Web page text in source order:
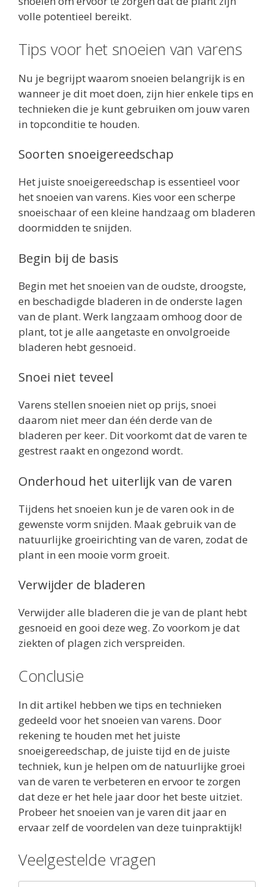
volle potentieel bereikt.
Tips voor het snoeien van varens
Nu je begrijpt waarom snoeien belangrijk is en
wanneer je dit moet doen, zijn hier enkele tips en
technieken die je kunt gebruiken om jouw varen
in topconditie te houden.
Soorten snoeigereedschap
Het juiste snoeigereedschap is essentieel voor
het snoeien van varens. Kies voor een scherpe
snoeischaar of een kleine handzaag om bladeren
doormidden te snijden.
Begin bij de basis
Begin met het snoeien van de oudste, droogste,
en beschadigde bladeren in de onderste lagen
van de plant. Werk langzaam omhoog door de
plant, tot je alle aangetaste en onvolgroeide
bladeren hebt gesnoeid.
Snoei niet teveel
Varens stellen snoeien niet op prijs, snoei
daarom niet meer dan één derde van de
bladeren per keer. Dit voorkomt dat de varen te
gestrest raakt en ongezond wordt.
Onderhoud het uiterlijk van de varen
Tijdens het snoeien kun je de varen ook in de
gewenste vorm snijden. Maak gebruik van de
natuurlijke groeirichting van de varen, zodat de
plant in een mooie vorm groeit.
Verwijder de bladeren
Verwijder alle bladeren die je van de plant hebt
gesnoeid en gooi deze weg. Zo voorkom je dat
ziekten of plagen zich verspreiden.
Conclusie
In dit artikel hebben we tips en technieken
gedeeld voor het snoeien van varens. Door
rekening te houden met het juiste
snoeigereedschap, de juiste tijd en de juiste
techniek, kun je helpen om de natuurlijke groei
van de varen te verbeteren en ervoor te zorgen
dat deze er het hele jaar door het beste uitziet.
Probeer het snoeien van je varen dit jaar en
ervaar zelf de voordelen van deze tuinpraktijk!
Veelgestelde vragen